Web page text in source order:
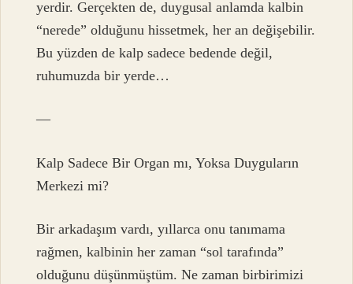
yerdir. Gerçekten de, duygusal anlamda kalbin
“nerede” olduğunu hissetmek, her an değişebilir.
Bu yüzden de kalp sadece bedende değil,
ruhumuzda bir yerde…
—
Kalp Sadece Bir Organ mı, Yoksa Duyguların
Merkezi mi?
Bir arkadaşım vardı, yıllarca onu tanımama
rağmen, kalbinin her zaman “sol tarafında”
olduğunu düşünmüştüm. Ne zaman birbirimizi